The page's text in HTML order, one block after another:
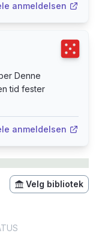
anmeldelsen
Denne
tid fester
anmeldelsen
Velg bibliotek